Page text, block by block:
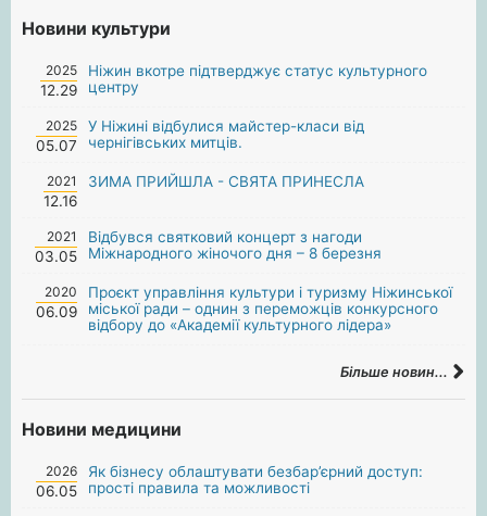
Новини культури
2025
12.29
Ніжин вкотре підтверджує статус культурного
центру
2025
05.07
У Ніжині відбулися майстер-класи від
чернігівських митців.
2021
12.16
ЗИМА ПРИЙШЛА - СВЯТА ПРИНЕСЛА
2021
03.05
Відбувся святковий концерт з нагоди
Міжнародного жіночого дня – 8 березня
2020
06.09
Проєкт управління культури і туризму Ніжинської
міської ради – однин з переможців конкурсного
відбору до «Академії культурного лідера»
Більше новин...
Новини медицини
2026
06.05
Як бізнесу облаштувати безбар’єрний доступ:
прості правила та можливості